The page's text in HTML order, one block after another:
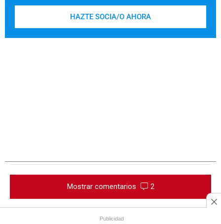
HAZTE SOCIA/O AHORA
Mostrar comentarios 2
Publicidad